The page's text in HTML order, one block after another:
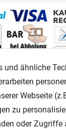
Shop
und ähnliche
Webseite
zu
oder Zugriffe